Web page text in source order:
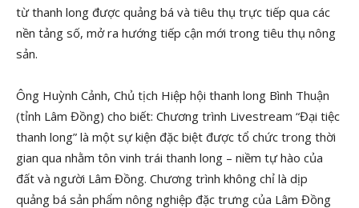
từ thanh long được quảng bá và tiêu thụ trực tiếp qua các
nền tảng số, mở ra hướng tiếp cận mới trong tiêu thụ nông
sản.
Ông Huỳnh Cảnh, Chủ tịch Hiệp hội thanh long Bình Thuận
(tỉnh Lâm Đồng) cho biết: Chương trình Livestream “Đại tiệc
thanh long” là một sự kiện đặc biệt được tổ chức trong thời
gian qua nhằm tôn vinh trái thanh long – niềm tự hào của
đất và người Lâm Đồng. Chương trình không chỉ là dịp
quảng bá sản phẩm nông nghiệp đặc trưng của Lâm Đồng